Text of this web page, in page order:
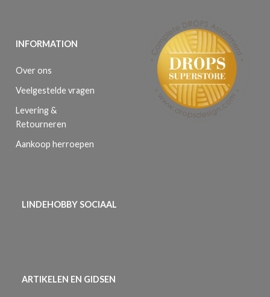
INFORMATION
Over ons
Veelgestelde vragen
Levering &
Retourneren
Aankoop herroepen
LINDEHOBBY SOCIAAL
ARTIKELEN EN GIDSEN